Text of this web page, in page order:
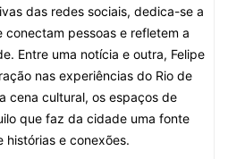
das redes sociais, dedica-se a
pessoas e refletem a
Entre uma notícia e outra, Felipe
nas experiências do Rio de
cena cultural, os espaços de
que faz da cidade uma fonte
histórias e conexões.